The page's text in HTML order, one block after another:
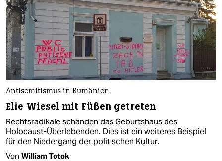
Antisemitismus in Rumänien
Elie Wiesel mit Füßen getreten
Rechtsradikale schänden das Geburtshaus des
Holocaust-Überlebenden. Dies ist ein weiteres Beispiel
für den Niedergang der politischen Kultur.
Von William Totok